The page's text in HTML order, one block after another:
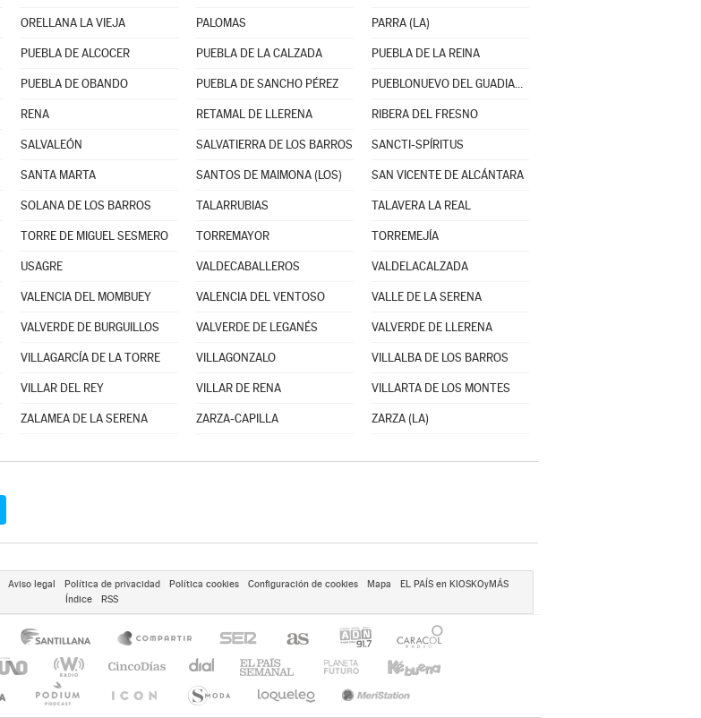
ORELLANA LA VIEJA PALOMAS PARRA (LA)
PUEBLA DE ALCOCER PUEBLA DE LA CALZADA PUEBLA DE LA REINA
PUEBLA DE OBANDO PUEBLA DE SANCHO PÉREZ PUEBLONUEVO DEL GUADIANA
RENA RETAMAL DE LLERENA RIBERA DEL FRESNO
SALVALEÓN SALVATIERRA DE LOS BARROS SANCTI-SPÍRITUS
SANTA MARTA SANTOS DE MAIMONA (LOS) SAN VICENTE DE ALCÁNTARA
SOLANA DE LOS BARROS TALARRUBIAS TALAVERA LA REAL
TORRE DE MIGUEL SESMERO TORREMAYOR TORREMEJÍA
USAGRE VALDECABALLEROS VALDELACALZADA
VALENCIA DEL MOMBUEY VALENCIA DEL VENTOSO VALLE DE LA SERENA
VALVERDE DE BURGUILLOS VALVERDE DE LEGANÉS VALVERDE DE LLERENA
VILLAGARCÍA DE LA TORRE VILLAGONZALO VILLALBA DE LOS BARROS
VILLAR DEL REY VILLAR DE RENA VILLARTA DE LOS MONTES
ZALAMEA DE LA SERENA ZARZA-CAPILLA ZARZA (LA)
Aviso legal Política de privacidad Política cookies Configuración de cookies Mapa
EL PAÍS en KIOSKOyMÁS
Índice
RSS